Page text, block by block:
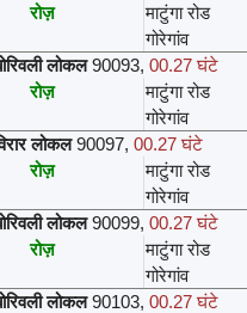
रोज़
माटुंगा रोड
गोरेगांव
लोकल 90093, 00.27 घंटे
रोज़
माटुंगा रोड
गोरेगांव
लोकल 90097, 00.27 घंटे
रोज़
माटुंगा रोड
गोरेगांव
लोकल 90099, 00.27 घंटे
रोज़
माटुंगा रोड
गोरेगांव
लोकल 90103, 00.27 घंटे